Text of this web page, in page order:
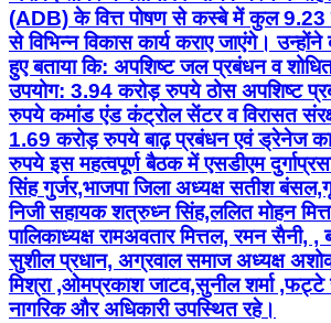
(ADB) के वित्त पोषण से कस्बे में कुल 9.23
से विभिन्न विकास कार्य कराए जाएंगे।
हुए बताया कि: अपशिष्ट जल प्रबंधन व
उपयोग: 3.94 करोड़ रुपये ठोस अपशिष्ट
रुपये कमांड एंड कंट्रोल सेंटर व विरासत
1.69 करोड़ रुपये बाढ़ प्रबंधन एवं ड्रेनेज
रुपये इस महत्वपूर्ण बैठक में एसडीएम
सिंह गुर्जर,भाजपा जिला अध्यक्ष सतीश
निजी सहायक शत्रुध्न सिंह,ललित मोहन
पालिकाध्यक्ष रामअवतार मित्तल, रमन सैनी,
सुशील प्रधान, अग्रवाल समाज अध्यक्ष
मिश्रा ,ओमप्रकाश जाटव,सुनील शर्मा ,फट्टे
नागरिक और अधिकारी उपस्थित रहे।